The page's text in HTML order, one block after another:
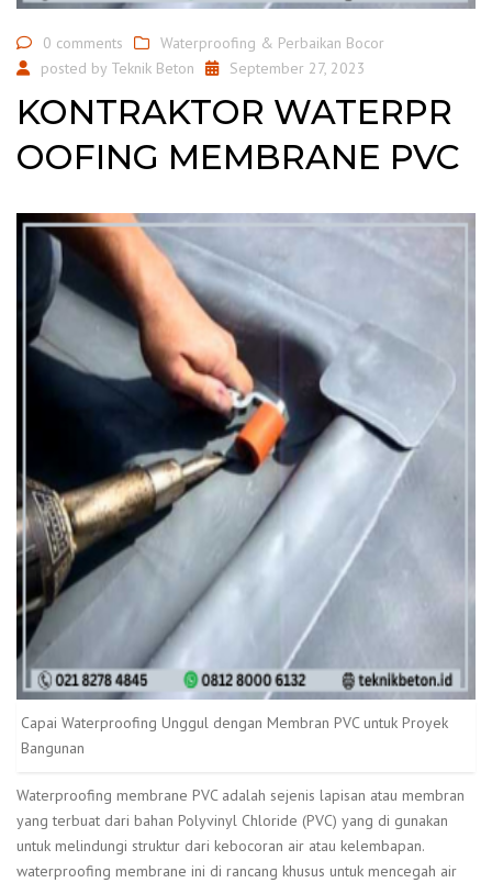
0 comments
Waterproofing & Perbaikan Bocor
posted by Teknik Beton September 27, 2023
KONTRAKTOR WATERPR
OOFING MEMBRANE PVC
Capai Waterproofing Unggul dengan Membran PVC untuk Proyek
Bangunan
Waterproofing membrane PVC adalah sejenis lapisan atau membran
yang terbuat dari bahan Polyvinyl Chloride (PVC) yang di gunakan
untuk melindungi struktur dari kebocoran air atau kelembapan.
waterproofing membrane ini di rancang khusus untuk mencegah air